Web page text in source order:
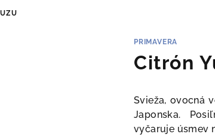
PRIMAVERA
Citrón
Svieža, ovocná
Japonska.
vyčaruje úsmev